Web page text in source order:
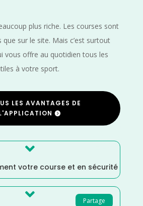
plus riche. Les courses sont
que sur le site. Mais c’est surtout
vous offre au quotidien tous les
à votre sport.
LES AVANTAGES DE

votre course et en sécurité
Partage
